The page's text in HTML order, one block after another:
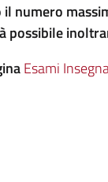
numero
possibile
Esami